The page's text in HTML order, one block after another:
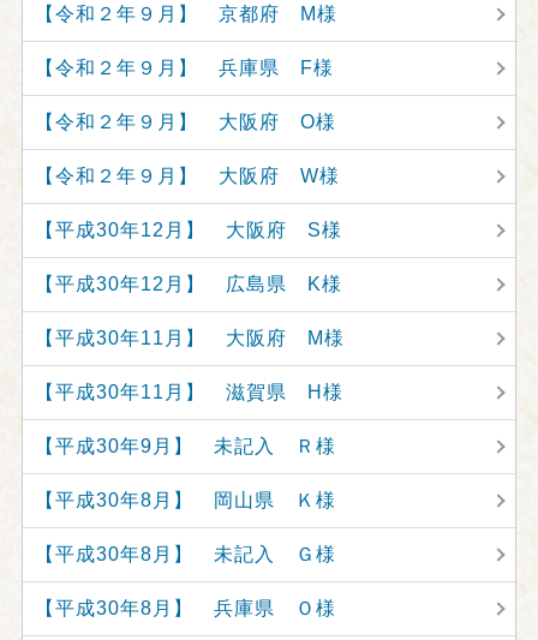
【令和２年９月】 京都府 M様
【令和２年９月】 兵庫県 F様
【令和２年９月】 大阪府 O様
【令和２年９月】 大阪府 W様
【平成30年12月】 大阪府 S様
【平成30年12月】 広島県 K様
【平成30年11月】 大阪府 M様
【平成30年11月】 滋賀県 H様
【平成30年9月】 未記入 Ｒ様
【平成30年8月】 岡山県 Ｋ様
【平成30年8月】 未記入 Ｇ様
【平成30年8月】 兵庫県 Ｏ様